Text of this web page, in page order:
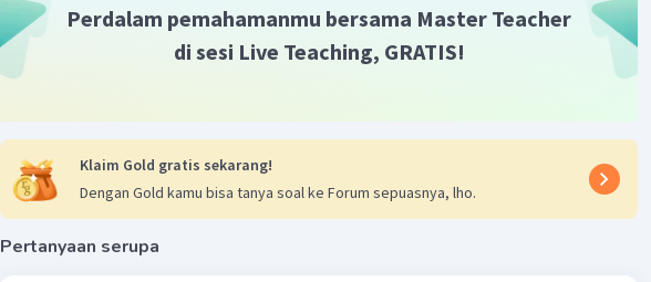
Iklan
Perdalam pemahamanmu bersama Master Teacher
di sesi Live Teaching, GRATIS!
Klaim Gold gratis sekarang!
Dengan Gold kamu bisa tanya soal ke Forum sepuasnya, lho.
Pertanyaan serupa